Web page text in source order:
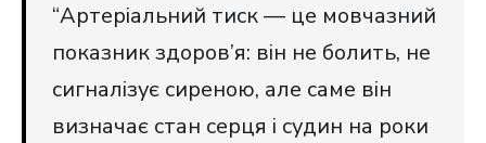
“Артеріальний тиск — це мовчазний
показник здоров’я: він не болить, не
сигналізує сиреною, але саме він
визначає стан серця і судин на роки